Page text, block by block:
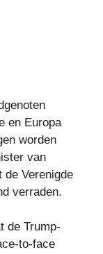
en Europa
worden
van
de Verenigde
verraden.
de Trump-
to-face